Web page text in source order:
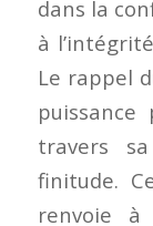
dans la
à
Le rappel
travers
finitude.
renvoie à